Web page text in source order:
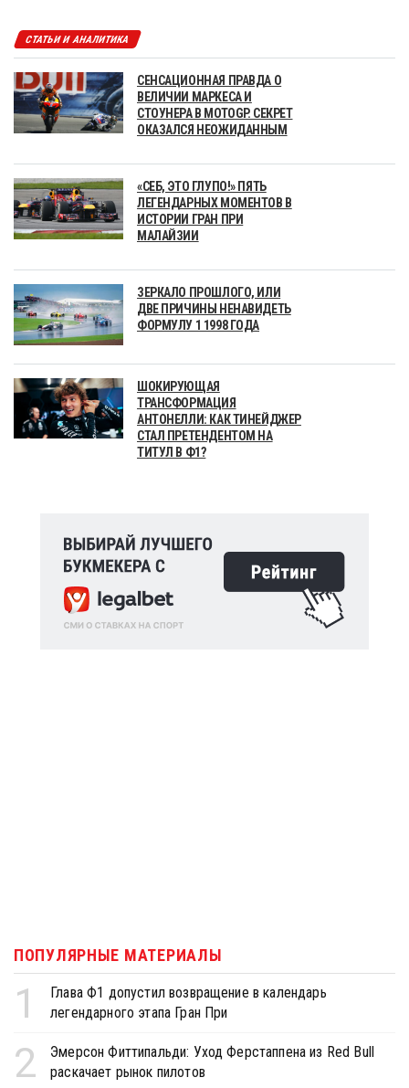
СТАТЬИ И АНАЛИТИКА
СЕНСАЦИОННАЯ ПРАВДА О
ВЕЛИЧИИ МАРКЕСА И
СТОУНЕРА В MOTOGP. СЕКРЕТ
ОКАЗАЛСЯ НЕОЖИДАННЫМ
«СЕБ, ЭТО ГЛУПО!» ПЯТЬ
ЛЕГЕНДАРНЫХ МОМЕНТОВ В
ИСТОРИИ ГРАН ПРИ
МАЛАЙЗИИ
ЗЕРКАЛО ПРОШЛОГО, ИЛИ
ДВЕ ПРИЧИНЫ НЕНАВИДЕТЬ
ФОРМУЛУ 1 1998 ГОДА
ШОКИРУЮЩАЯ
ТРАНСФОРМАЦИЯ
АНТОНЕЛЛИ: КАК ТИНЕЙДЖЕР
СТАЛ ПРЕТЕНДЕНТОМ НА
ТИТУЛ В Ф1?
ПОПУЛЯРНЫЕ МАТЕРИАЛЫ
1
Глава Ф1 допустил возвращение в календарь
легендарного этапа Гран При
2
Эмерсон Фиттипальди: Уход Ферстаппена из Red Bull
раскачает рынок пилотов